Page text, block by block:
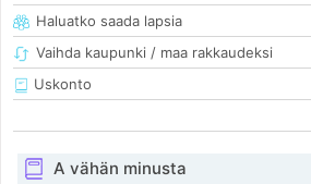
Haluatko saada lapsia
Vaihda kaupunki / maa rakkaudeksi
Uskonto
A vähän minusta